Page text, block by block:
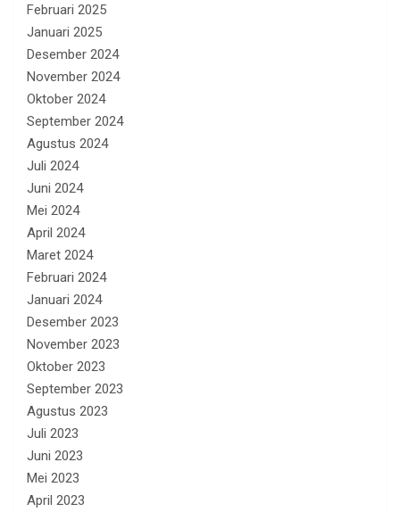
Februari 2025
Januari 2025
Desember 2024
November 2024
Oktober 2024
September 2024
Agustus 2024
Juli 2024
Juni 2024
Mei 2024
April 2024
Maret 2024
Februari 2024
Januari 2024
Desember 2023
November 2023
Oktober 2023
September 2023
Agustus 2023
Juli 2023
Juni 2023
Mei 2023
April 2023